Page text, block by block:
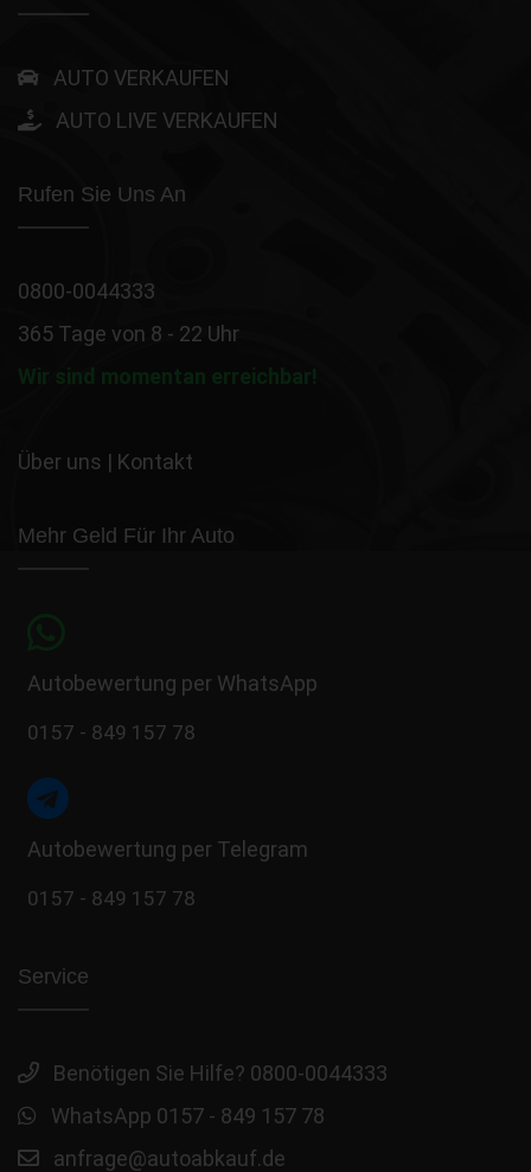
AUTO VERKAUFEN
AUTO LIVE VERKAUFEN
Rufen Sie Uns An
0800-0044333
365 Tage von 8 - 22 Uhr
Wir sind momentan erreichbar!
Über uns | Kontakt
Mehr Geld Für Ihr Auto
Autobewertung per WhatsApp
0157 - 849 157 78
Autobewertung per Telegram
0157 - 849 157 78
Service
Benötigen Sie Hilfe? 0800-0044333
WhatsApp 0157 - 849 157 78
anfrage@autoabkauf.de